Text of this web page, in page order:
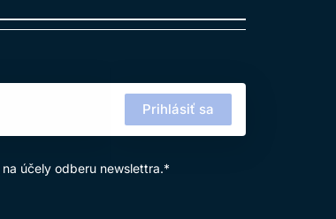
Prihlásiť sa
na účely odberu newslettra.*